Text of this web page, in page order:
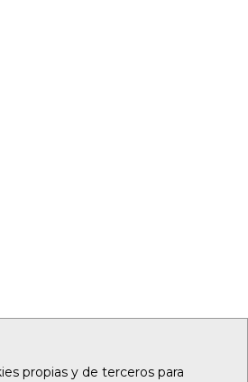
propias y de terceros para